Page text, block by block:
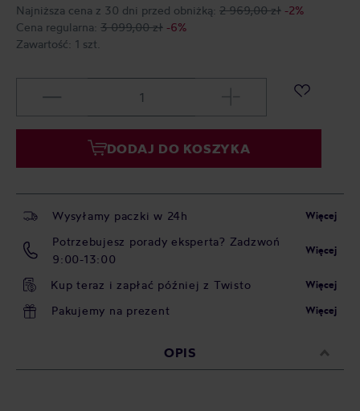
Najniższa cena z 30 dni przed obniżką: 2 969,00 zł -2%
Cena regularna: 3 099,00 zł -6%
Zawartość: 1 szt.
DODAJ DO KOSZYKA
Wysyłamy paczki w 24h Więcej
Potrzebujesz porady eksperta? Zadzwoń
9:00-13:00
Więcej
Kup teraz i zapłać później z Twisto Więcej
Pakujemy na prezent Więcej
OPIS